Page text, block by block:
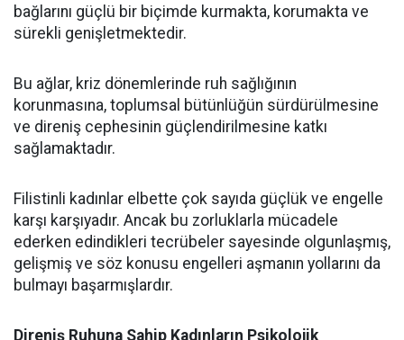
bağlarını güçlü bir biçimde kurmakta, korumakta ve
sürekli genişletmektedir.
Bu ağlar, kriz dönemlerinde ruh sağlığının
korunmasına, toplumsal bütünlüğün sürdürülmesine
ve direniş cephesinin güçlendirilmesine katkı
sağlamaktadır.
Filistinli kadınlar elbette çok sayıda güçlük ve engelle
karşı karşıyadır. Ancak bu zorluklarla mücadele
ederken edindikleri tecrübeler sayesinde olgunlaşmış,
gelişmiş ve söz konusu engelleri aşmanın yollarını da
bulmayı başarmışlardır.
Direniş Ruhuna Sahip Kadınların Psikolojik